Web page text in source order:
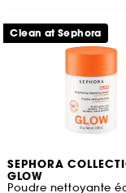
SEPHORA
GLOW
Clean at Sephora